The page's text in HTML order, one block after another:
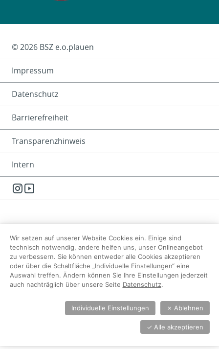
Das Kleingedruckte
© 2026 BSZ e.o.plauen
Impressum
Datenschutz
Barrierefreiheit
Transparenzhinweis
Intern
Instagram
Wir setzen auf unserer Website Cookies ein. Einige sind
technisch notwendig, andere helfen uns, unser Onlineangebot
zu verbessern. Sie können entweder alle Cookies akzeptieren
oder über die Schaltfläche „Individuelle Einstellungen“ eine
Auswahl treffen. Ändern können Sie Ihre Einstellungen jederzeit
auch nachträglich über unsere Seite Datenschutz.
✓ Alle akzeptieren
Individuelle Einstellungen ✗ Ablehnen